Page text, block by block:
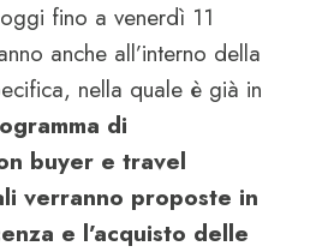
fino a venerdì 11
anche all’interno della
nella quale è già in
di
buyer e travel
verranno proposte in
e l’acquisto delle